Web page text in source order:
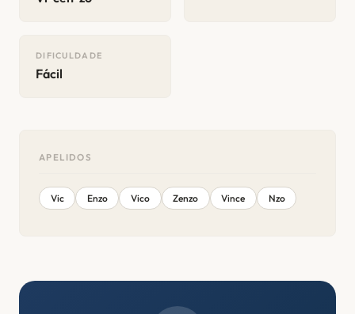
DIFICULDADE
Fácil
APELIDOS
Vic Enzo Vico Zenzo Vince Nzo